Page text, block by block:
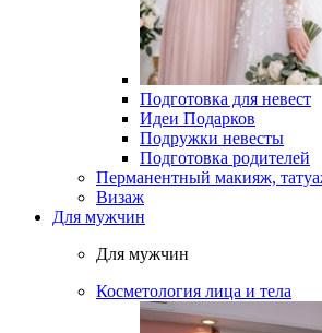
Подготовка для невест
Идеи Подарков
Подружки невесты
Подготовка родителей
Перманентный макияж,
Визаж
Для мужчин
Для мужчин
Косметология лица и тела